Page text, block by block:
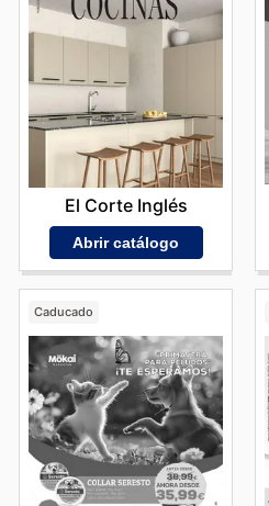
El Corte Inglés
Abrir catálogo
Caducado